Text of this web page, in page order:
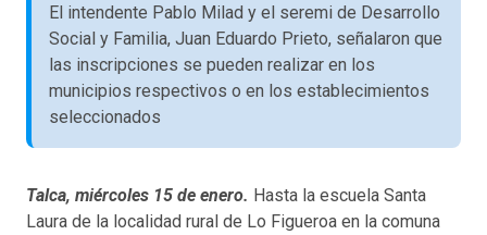
El intendente Pablo Milad y el seremi de Desarrollo
Social y Familia, Juan Eduardo Prieto, señalaron que
las inscripciones se pueden realizar en los
municipios respectivos o en los establecimientos
seleccionados
Talca, miércoles 15 de enero. Hasta la escuela Santa
Laura de la localidad rural de Lo Figueroa en la comuna